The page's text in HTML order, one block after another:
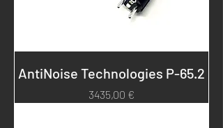
AntiNoise Technologies P-65.2
Prezzo
3435,00 €